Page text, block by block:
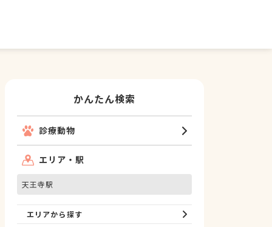
かんたん検索
診療動物
エリア・駅
天王寺駅
エリアから探す